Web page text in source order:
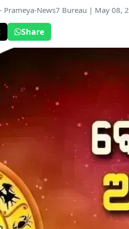
- Prameya-News7 Bureau | May 08,
Share